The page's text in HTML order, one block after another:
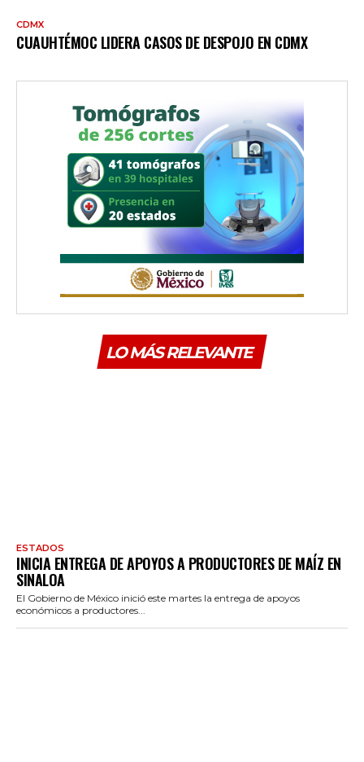
CDMX
CUAUHTÉMOC LIDERA CASOS DE DESPOJO EN CDMX
LO MÁS RELEVANTE
ESTADOS
INICIA ENTREGA DE APOYOS A PRODUCTORES DE MAÍZ EN
SINALOA
El Gobierno de México inició este martes la entrega de apoyos
económicos a productores...